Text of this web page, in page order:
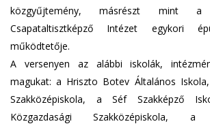
közgyűjtemény, másrészt mint a
Csapataltisztképző Intézet egykori
működtetője.
A versenyen az alábbi iskolák,
magukat: a Hriszto Botev Általános
Szakközépiskola, a Séf Szakképző
Közgazdasági Szakközépiskola, a